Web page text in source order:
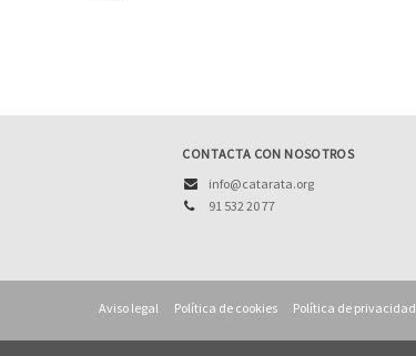
CONTACTA CON NOSOTROS
info@catarata.org
91 532 20 77
Aviso legal Política de cookies Política de privacidad